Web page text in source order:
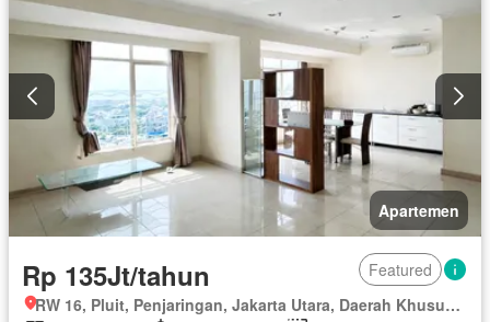
Air Halaman Teras
Kabel video
Berperabot lengkap
Apartemen
Rp 135Jt/tahun
Featured
RW 16, Pluit, Penjaringan, Jakarta Utara, Daerah Khusus Ibukota Jakarta